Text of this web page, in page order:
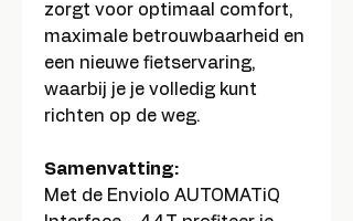
zorgt voor optimaal comfort,
maximale betrouwbaarheid en
een nieuwe fietservaring,
waarbij je je volledig kunt
richten op de weg.
Samenvatting:
Met de Enviolo AUTOMATiQ